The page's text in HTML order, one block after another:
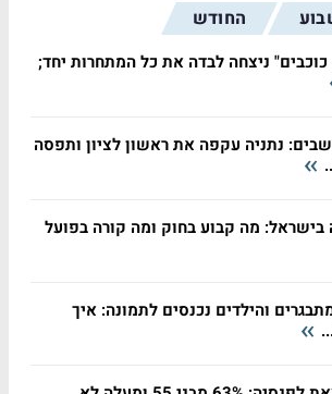
החודש
ניצחה לבדה את כל המתחרות יחד;
נתניה עקפה את ראשון לציון ותפסה
בישראל: מה קבוע בחוק ומה קורה בפועל
והילדים נכנסים לתמונה: איך